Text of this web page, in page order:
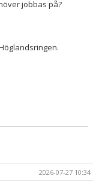
jobbas på?
2026-07-27 10:34